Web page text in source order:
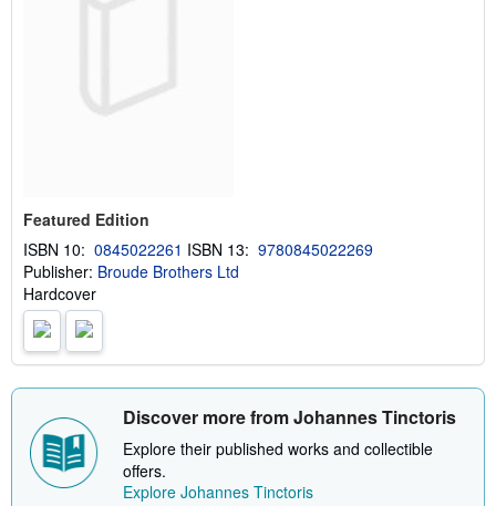
Featured Edition
ISBN 10: 0845022261 ISBN 13: 9780845022269
Publisher: Broude Brothers Ltd
Hardcover
Discover more from Johannes Tinctoris
Explore their published works and collectible
offers.
Explore Johannes Tinctoris